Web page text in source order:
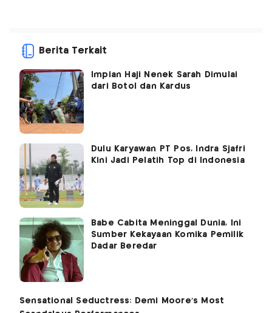
Berita Terkait
Impian Haji Nenek Sarah Dimulai
dari Botol dan Kardus
Dulu Karyawan PT Pos, Indra Sjafri
Kini Jadi Pelatih Top di Indonesia
Babe Cabita Meninggal Dunia, Ini
Sumber Kekayaan Komika Pemilik
Dadar Beredar